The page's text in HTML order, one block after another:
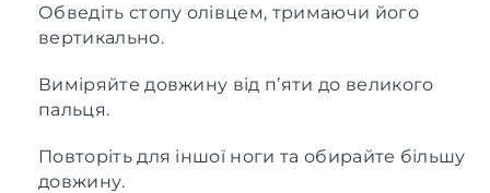
Обведіть стопу олівцем, тримаючи його
вертикально.
Виміряйте довжину від п’яти до великого
пальця.
Повторіть для іншої ноги та обирайте більшу
довжину.